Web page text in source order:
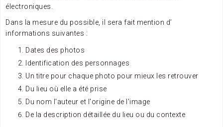
électroniques.
Dans la mesure du possible, il sera fait mention d’
informations suivantes :
Dates des photos
Identification des personnages
Un titre pour chaque photo pour mieux les retrouver
Du lieu où elle a été prise
Du nom l'auteur et l'origine de l'image
De la description détaillée du lieu ou du contexte